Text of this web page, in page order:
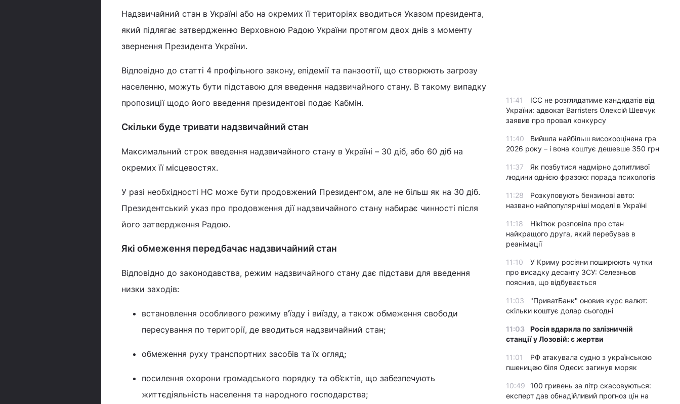
Надзвичайний стан в Україні або на окремих її територіях вводиться Указом президента,
який підлягає затвердженню Верховною Радою України протягом двох днів з моменту
звернення Президента України.
Відповідно до статті 4 профільного закону, епідемії та панзоотії, що створюють загрозу
населенню, можуть бути підставою для введення надзвичайного стану. В такому випадку
пропозиції щодо його введення президентові подає Кабмін.
Скільки буде тривати надзвичайний стан
Максимальний строк введення надзвичайного стану в Україні – 30 діб, або 60 діб на
окремих її місцевостях.
У разі необхідності НС може бути продовжений Президентом, але не більш як на 30 діб.
Президентський указ про продовження дії надзвичайного стану набирає чинності після
його затвердження Радою.
Які обмеження передбачає надзвичайний стан
Відповідно до законодавства, режим надзвичайного стану дає підстави для введення
низки заходів:
встановлення особливого режиму в’їзду і виїзду, а також обмеження свободи
пересування по території, де вводиться надзвичайний стан;
обмеження руху транспортних засобів та їх огляд;
посилення охорони громадського порядку та об’єктів, що забезпечують
життєдіяльність населення та народного господарства;
11:41
ICC не розглядатиме кандидатів від
України: адвокат Barristers Олексій Шевчук
заявив про провал конкурсу
11:40
Вийшла найбільш високооцінена гра
2026 року – і вона коштує дешевше 350 грн
11:37
Як позбутися надмірно допитливої
людини однією фразою: порада психологів
11:28
Розкуповують бензинові авто:
названо найпопулярніші моделі в Україні
11:18
Нікітюк розповіла про стан
найкращого друга, який перебував в
реанімації
11:10
У Криму росіяни поширюють чутки
про висадку десанту ЗСУ: Селезньов
пояснив, що відбувається
11:03
"ПриватБанк" оновив курс валют:
скільки коштує долар сьогодні
11:03
Росія вдарила по залізничній
станції у Лозовій: є жертви
11:01
РФ атакувала судно з українською
пшеницею біля Одеси: загинув моряк
10:49
100 гривень за літр скасовуються:
експерт дав обнадійливий прогноз цін на